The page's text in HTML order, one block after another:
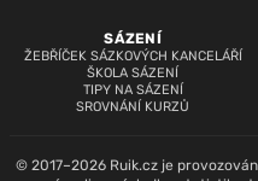
SÁZENÍ
ŽEBŘÍČEK SÁZKOVÝCH KANCELÁŘÍ
ŠKOLA SÁZENÍ
TIPY NA SÁZENÍ
SROVNÁNÍ KURZŮ
© 2017–2026 Ruik.cz je